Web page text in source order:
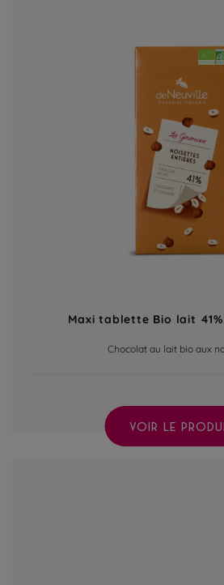
Maxi tablette Bio lait
Chocolat au lait bio aux
VOIR LE